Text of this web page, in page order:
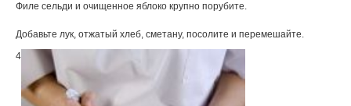
Филе сельди и очищенное яблоко крупно порубите.
Добавьте лук, отжатый хлеб, сметану, посолите и перемешайте.
4